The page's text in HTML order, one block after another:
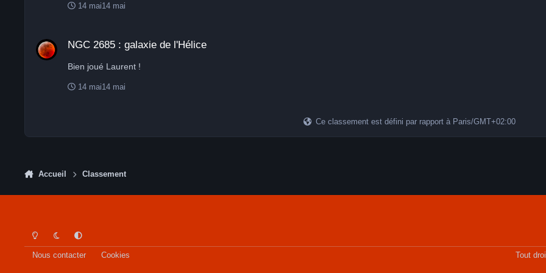
anciennes. 💡 L’effet visuel est souvent déroutant : on dirait presque que la galaxie est “cassée” ou en train de se
14 mai14 mai
NGC 2685 : galaxie de l'Hélice
Bien joué Laurent !
14 mai14 mai
Ce classement est défini par rapport à Paris/GMT+02:00
Accueil Classement
Light ModeDark ModeSystem Preference
Nous contacter Cookies Tout